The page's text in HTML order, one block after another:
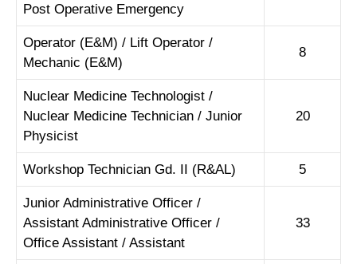
Post Operative Emergency
Operator (E&M) / Lift Operator /
Mechanic (E&M)
8
Nuclear Medicine Technologist /
Nuclear Medicine Technician / Junior
Physicist
20
Workshop Technician Gd. II (R&AL) 5
Junior Administrative Officer /
Assistant Administrative Officer /
Office Assistant / Assistant
33